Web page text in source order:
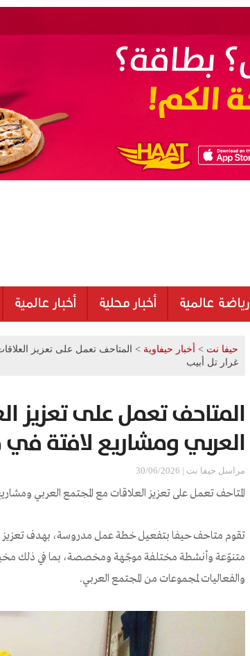
رياضة عالمية أخبار محلية أخبار عالمية
حيفا نت > أخبار حيفاوية > المتاحف تعمل على تعزيز
غرار تل أبيب
المتاحف تعمل على تعزيز
العربي ومشاريع لافتة في
مراسل حيفا نت | 30/06/2026
المتاحف تعمل على تعزيز العلاقات مع المجتمع العربي
تقوم متاحف حيفا بتفعيل خطة عمل مدروسة، بهدف تعزيز
متنوّعة وأنشطة مختلفة موجّهة ومخصصة، بما في ذلك
والفعاليات لمجموعات من المجتمع العربي.